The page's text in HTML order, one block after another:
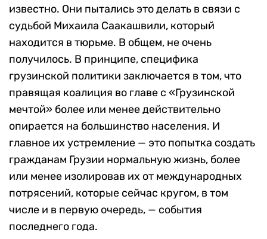
известно. Они пытались это делать в связи с
судьбой Михаила Саакашвили, который
находится в тюрьме. В общем, не очень
получилось. В принципе, специфика
грузинской политики заключается в том, что
правящая коалиция во главе с «Грузинской
мечтой» более или менее действительно
опирается на большинство населения. И
главное их устремление — это попытка создать
гражданам Грузии нормальную жизнь, более
или менее изолировав их от международных
потрясений, которые сейчас кругом, в том
числе и в первую очередь, — события
последнего года.